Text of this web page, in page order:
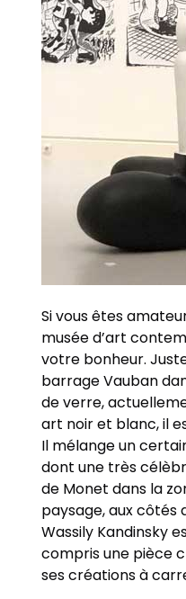
Si vous êtes
musée d’art
votre bonheur.
barrage Vauban
de verre,
art noir et blanc, il
Il mélange un
dont une très
de Monet dans la
paysage, aux côtés
Wassily Kandinsky
compris une pièce
ses créations à